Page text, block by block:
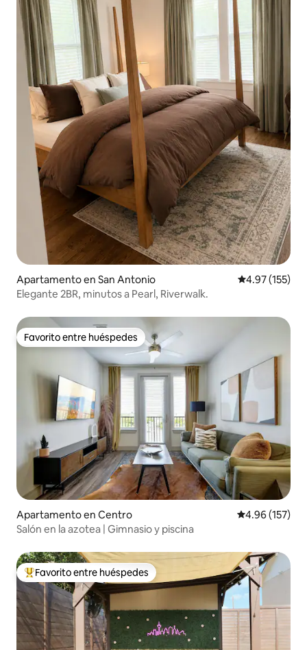
Apartamento en San Antonio Calificación
4.97 (155)
Elegante 2BR, minutos a Pearl, Riverwalk.
Favorito entre huéspedes
Favorito entre huéspedes
Apartamento en Centro Calificación
4.96 (157)
Salón en la azotea | Gimnasio y piscina
Favorito entre huéspedes preferido
Favorito entre huéspedes